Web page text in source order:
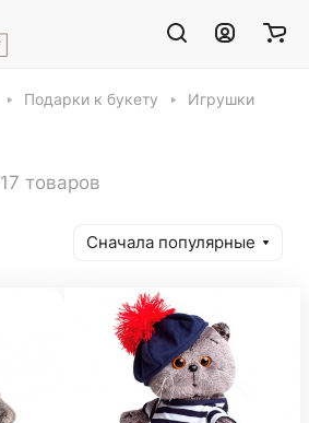
Подарки к букету
Игрушки
17 товаров
Сначала популярные